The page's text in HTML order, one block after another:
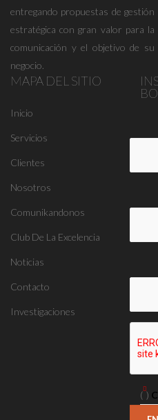
entregando propuestas de gestión
estratégica con gran valor para la
comunicación y el objetivo de su
negocio.
MAPA DEL SITIO
Inicio
Servicios
Clientes
Nosotros
Comunikandonos
Club De La Excelencia
Noticias
Contacto
Investigaciones
( )